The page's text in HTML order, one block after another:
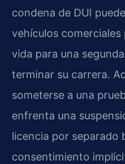
condena de DUI
vehículos
vida para una
terminar su carrera.
someterse a una
enfrenta una
licencia por separado
consentimiento